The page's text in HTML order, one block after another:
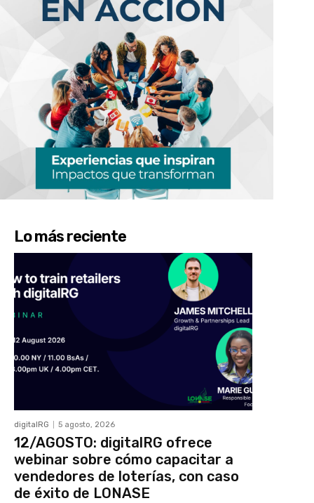
Lo más reciente
digitalRG 5 agosto, 2026
12/AGOSTO: digitalRG ofrece
webinar sobre cómo capacitar a
vendedores de loterías, con caso
de éxito de LONASE